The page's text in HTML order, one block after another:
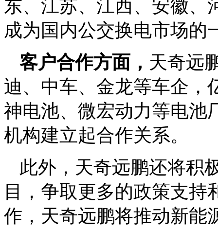
东、江苏、江西、安徽、
成为国内公交换电市场的
客户合作方面， 天奇远
迪、中车、金龙等车企，
神电池、微宏动力等电池
机构建立起合作关系。
此外，天奇远鹏还将积
目，争取更多的政策支
作，天奇远鹏将推动新能